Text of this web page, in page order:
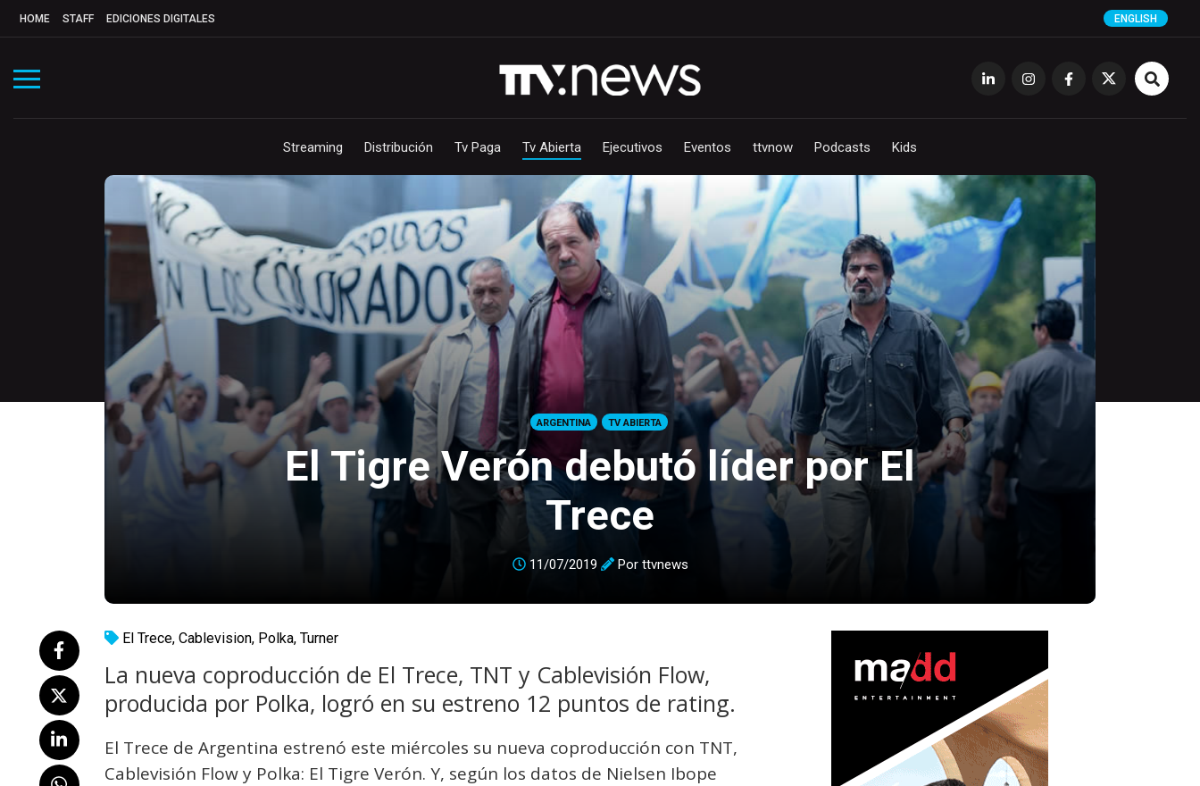
HOME STAFF EDICIONES DIGITALES ENGLISH
Streaming Distribución Tv Paga Tv Abierta Ejecutivos Eventos ttvnow Podcasts Kids
ARGENTINA TV ABIERTA
El Tigre Verón debutó líder por El
Trece
11/07/2019 Por ttvnews
El Trece, Cablevision, Polka, Turner
La nueva coproducción de El Trece, TNT y Cablevisión Flow,
producida por Polka, logró en su estreno 12 puntos de rating.
El Trece de Argentina estrenó este miércoles su nueva coproducción con TNT,
Cablevisión Flow y Polka: El Tigre Verón. Y, según los datos de Nielsen Ibope